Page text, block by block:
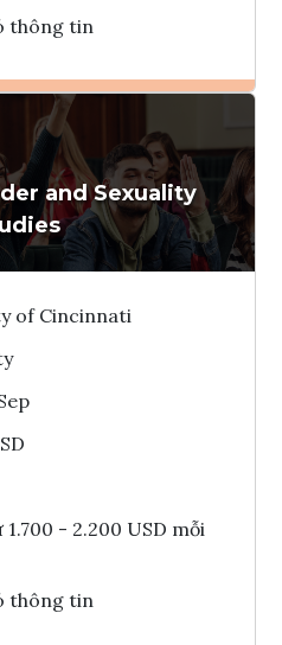
thông tin
Ghi danh
Tham vấn Interlink
and Sexuality
of Cincinnati
1.700 - 2.200 USD mỗi
thông tin